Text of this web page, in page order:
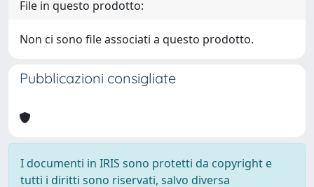
File in questo prodotto:
Non ci sono file associati a questo prodotto.
Pubblicazioni consigliate
I documenti in IRIS sono protetti da copyright e
tutti i diritti sono riservati, salvo diversa